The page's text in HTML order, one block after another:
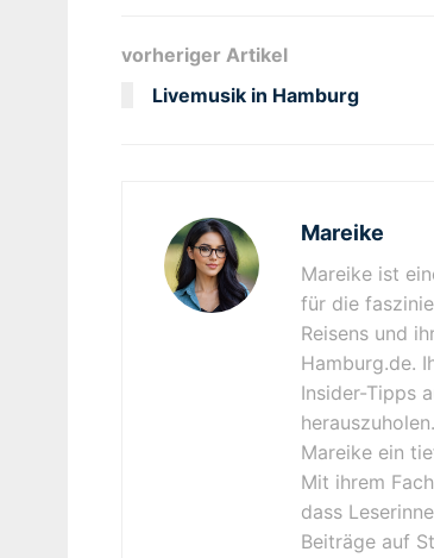
vorheriger Artikel
Livemusik in Hamburg
Mareike
Mareike ist
für die
Reisens und
Hamburg.de.
Insider-Tipps
Mareike ein
Mit ihrem
dass
Beiträge auf